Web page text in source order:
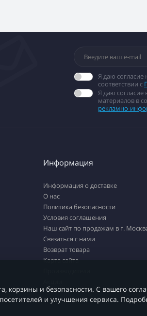
Я даю
соответствии с
Я даю
материалов в
рекламно-
Информация
Информация о доставке
О нас
Политика безопасности
Условия соглашения
Наш сайт по продажам в г.
Связаться с нами
Возврат товара
Карта сайта
корзины и безопасности. С вашего
и улучшения сервиса.